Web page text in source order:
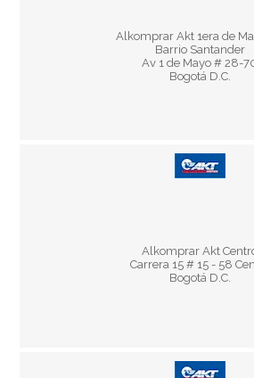
Alkomprar Akt 1era de
Barrio Santander
Av 1 de Mayo # 28-
Bogotá D.C.
Lun - Vie 8:30 am - 5:30
Sáb 9:30 am - 3:30 pm
Alkomprar Akt
Carrera 15 # 15 - 58
Bogotá D.C.
Lun - Vie 8:30 am - 5:30
Sáb 9:30 am - 3:30